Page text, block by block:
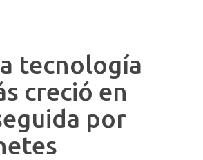
tecnología
creció en
por